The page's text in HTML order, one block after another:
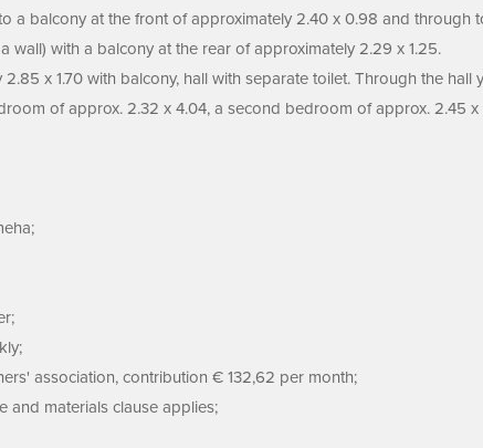
a balcony at the front of approximately 2.40 x 0.98 and
with a balcony at the rear of approximately 2.29 x 1.25.
x 1.70 with balcony, hall with separate toilet. Through the
of approx. 2.32 x 4.04, a second bedroom of approx. 2.45
association, contribution € 132,62 per month;
and materials clause applies;